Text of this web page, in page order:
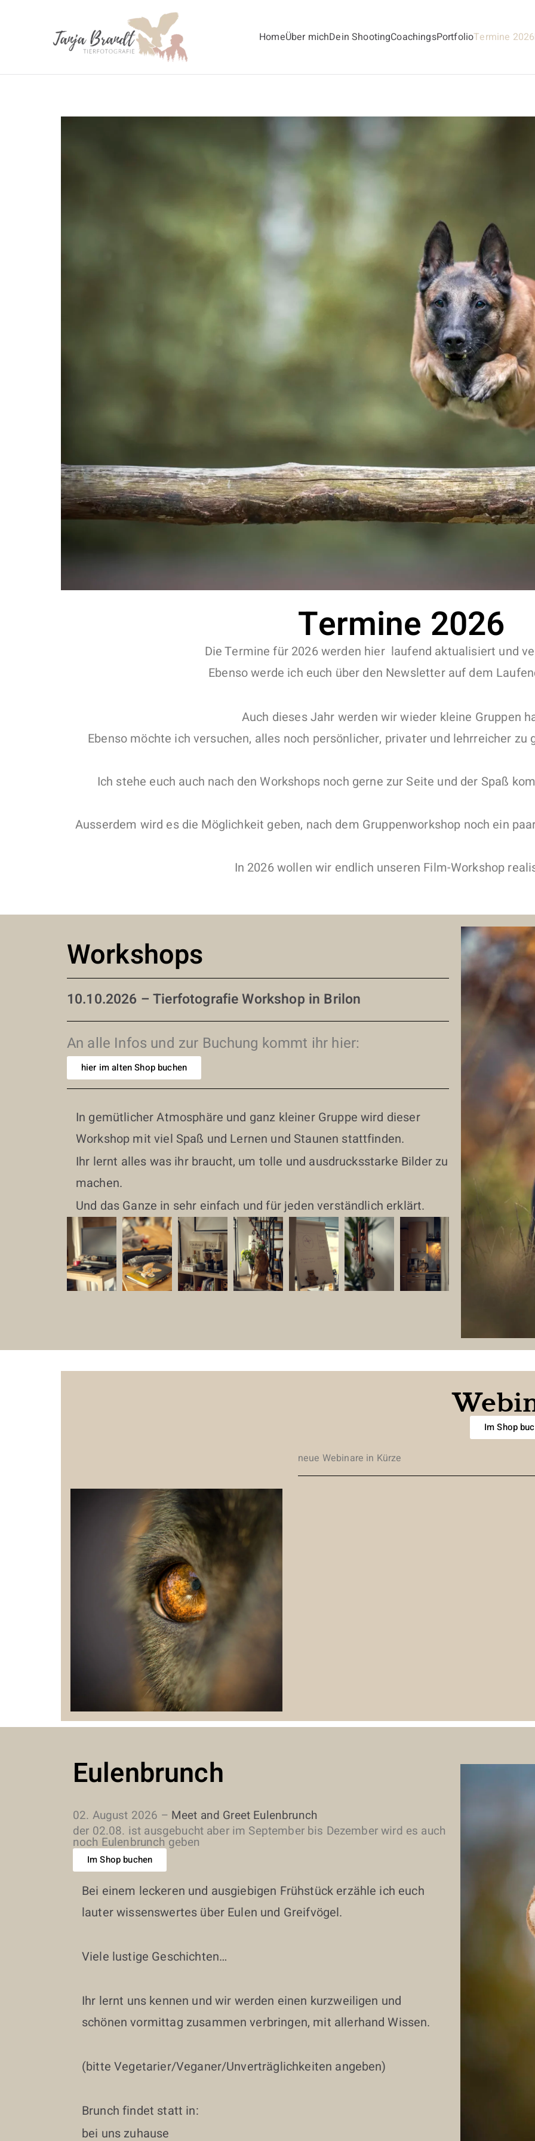
HomeÜber michDein ShootingCoachingsPortfolioTermine 2026
Termine 2026
Die Termine für 2026 werden hier laufend aktualisiert und
Ebenso werde ich euch über den Newsletter auf dem
Auch dieses Jahr werden wir wieder kleine Gruppen
Ebenso möchte ich versuchen, alles noch persönlicher, privater und lehrreicher
Ich stehe euch auch nach den Workshops noch gerne zur Seite und der Spaß
Ausserdem wird es die Möglichkeit geben, nach dem Gruppenworkshop noch ein
In 2026 wollen wir endlich unseren Film-Workshop
Workshops
10.10.2026 – Tierfotografie Workshop in Brilon
An alle Infos und zur Buchung kommt ihr hier:
hier im alten Shop buchen
In gemütlicher Atmosphäre und ganz kleiner Gruppe wird dieser
Workshop mit viel Spaß und Lernen und Staunen stattfinden.
Ihr lernt alles was ihr braucht, um tolle und ausdrucksstarke Bilder zu
machen.
Und das Ganze in sehr einfach und für jeden verständlich erklärt.
Im Shop
neue Webinare in Kürze
Eulenbrunch
02. August 2026 – Meet and Greet Eulenbrunch
der 02.08. ist ausgebucht aber im September bis Dezember wird es auch
noch Eulenbrunch geben
Im Shop buchen
Bei einem leckeren und ausgiebigen Frühstück erzähle ich euch
lauter wissenswertes über Eulen und Greifvögel.
Viele lustige Geschichten…
Ihr lernt uns kennen und wir werden einen kurzweiligen und
schönen vormittag zusammen verbringen, mit allerhand Wissen.
(bitte Vegetarier/Veganer/Unverträglichkeiten angeben)
Brunch findet statt in:
bei uns zuhause